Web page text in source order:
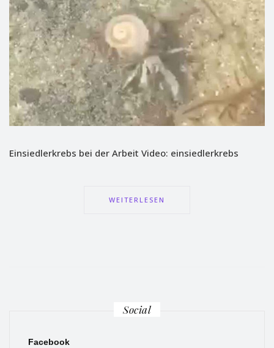
Einsiedlerkrebs bei der Arbeit Video: einsiedlerkrebs
WEITERLESEN
Social
Facebook